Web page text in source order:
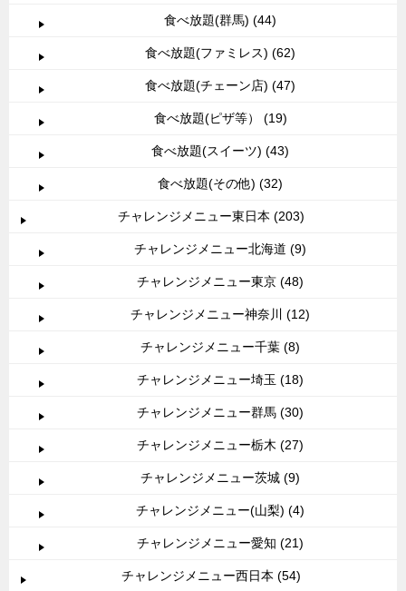
食べ放題(群馬) (44)
食べ放題(ファミレス) (62)
食べ放題(チェーン店) (47)
食べ放題(ピザ等） (19)
食べ放題(スイーツ) (43)
食べ放題(その他) (32)
チャレンジメニュー東日本 (203)
チャレンジメニュー北海道 (9)
チャレンジメニュー東京 (48)
チャレンジメニュー神奈川 (12)
チャレンジメニュー千葉 (8)
チャレンジメニュー埼玉 (18)
チャレンジメニュー群馬 (30)
チャレンジメニュー栃木 (27)
チャレンジメニュー茨城 (9)
チャレンジメニュー(山梨) (4)
チャレンジメニュー愛知 (21)
チャレンジメニュー西日本 (54)